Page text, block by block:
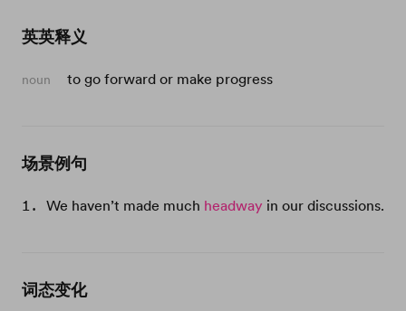
英英释义
noun to go forward or make progress
场景例句
We haven’t made much headway in our discussions.
词态变化